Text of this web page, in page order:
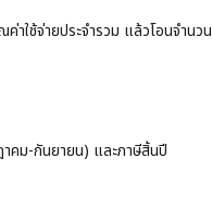
าใช้จ่ายประจำรวม แล้วโอนจำนวน
คม-กันยายน) และภาษีสิ้นปี